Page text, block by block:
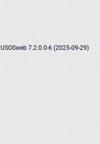
USOSweb 7.2.0.0-6 (2025-09-29)